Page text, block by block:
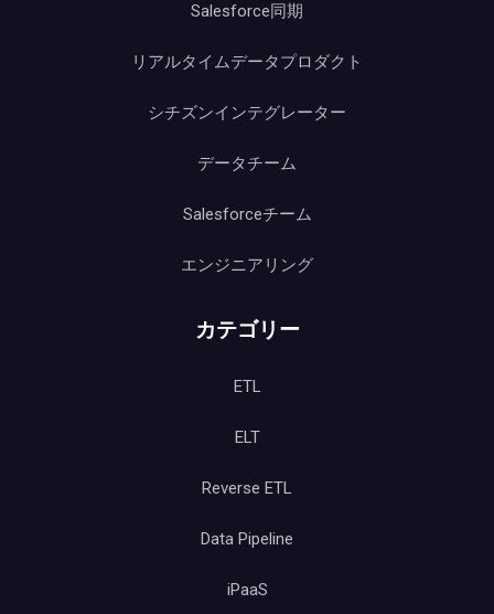
Salesforce同期
リアルタイムデータプロダクト
シチズンインテグレーター
データチーム
Salesforceチーム
エンジニアリング
カテゴリー
ETL
ELT
Reverse ETL
Data Pipeline
iPaaS